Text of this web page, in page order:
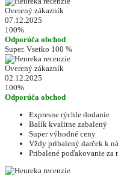
Overený zákazník
07.12.2025
100%
Odporúča obchod
Super. Vsetko 100 %
Overený zákazník
02.12.2025
100%
Odporúča obchod
Expresne rýchle dodanie
Balík kvalitne zabalený
Super výhodné ceny
Vždy pribalený darček k
Pribalené poďakovanie za